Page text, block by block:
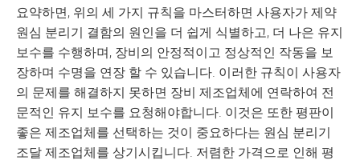
요약하면, 위의 세 가지 규칙을 마스터하면 사용자가 제약
원심 분리기 결함의 원인을 더 쉽게 식별하고, 더 나은 유지
보수를 수행하며, 장비의 안정적이고 정상적인 작동을 보
장하며 수명을 연장 할 수 있습니다. 이러한 규칙이 사용자
의 문제를 해결하지 못하면 장비 제조업체에 연락하여 전
문적인 유지 보수를 요청해야합니다. 이것은 또한 평판이
좋은 제조업체를 선택하는 것이 중요하다는 원심 분리기
조달 제조업체를 상기시킵니다. 저렴한 가격으로 인해 평